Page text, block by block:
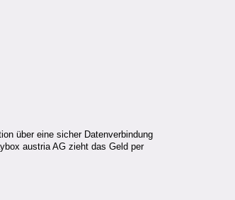
über eine sicher Datenverbindung
austria AG zieht das Geld per